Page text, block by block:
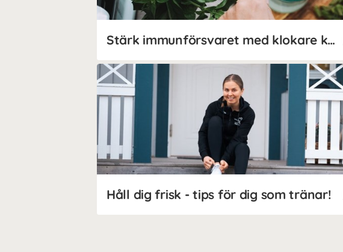
Stärk immunförsvaret med klokare kostval
Håll dig frisk - tips för dig som tränar!